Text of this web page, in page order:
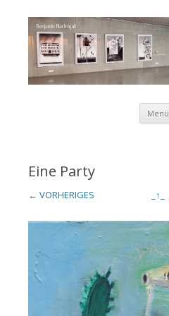
Menü
Eine Party
← VORHERIGES _↑_